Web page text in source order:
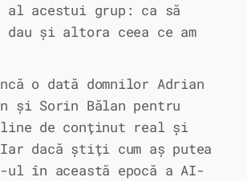
al acestui grup: ca să
și altora ceea ce am
o dată domnilor Adrian
și Sorin Bălan pentru
de conținut real și
dacă știți cum aș putea
ul în această epocă a AI-